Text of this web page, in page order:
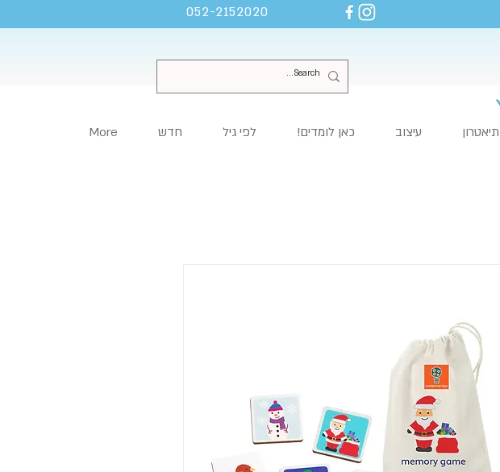
052-2152020
תיאטרון עיצוב כאן לומדים! לפי גיל חדש More